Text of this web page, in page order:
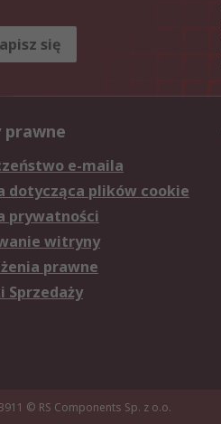
się
e-maila
dotycząca plików cookie
prywatności
witryny
prawne
Sprzedaży
© RS Components Sp. z o.o.